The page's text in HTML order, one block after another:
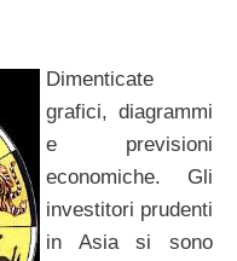
Dimenticate
grafici, diagrammi
e previsioni
economiche. Gli
investitori prudenti
in Asia si sono